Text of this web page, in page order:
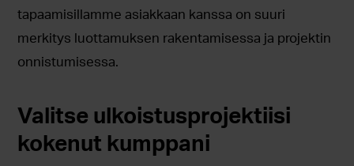
tapaamisillamme asiakkaan kanssa on suuri
merkitys luottamuksen rakentamisessa ja projektin
onnistumisessa.
Valitse ulkoistusprojektiisi
kokenut kumppani